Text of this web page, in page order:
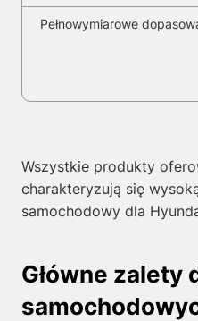
Pełnowymiarowe
Wszystkie produkty
charakteryzują się
samochodowy dla
Główne zalety